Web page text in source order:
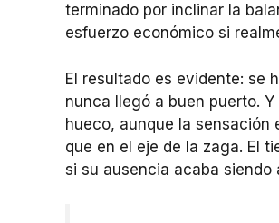
terminado por inclinar la
esfuerzo económico si
El resultado es evidente: se
nunca llegó a buen puerto.
hueco, aunque la sensación
que en el eje de la zaga. El
si su ausencia acaba siendo